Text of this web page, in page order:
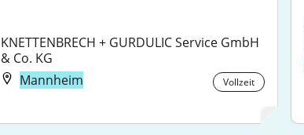
KNETTENBRECH + GURDULIC Service GmbH
& Co. KG
Mannheim
Vollzeit